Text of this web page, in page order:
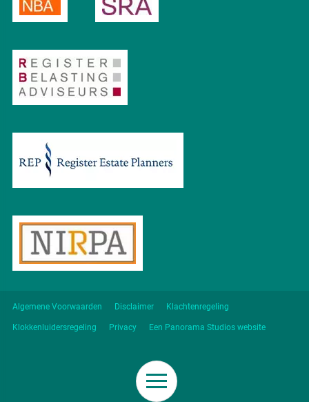
Algemene Voorwaarden Disclaimer Klachtenregeling
Klokkenluidersregeling Privacy Een Panorama Studios website